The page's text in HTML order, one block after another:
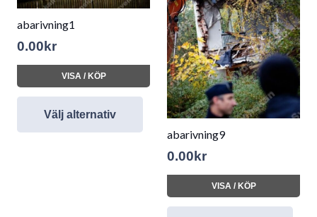
abarivning1
0.00 kr
VISA / KÖP
Välj alternativ
abarivning9
0.00 kr
VISA / KÖP